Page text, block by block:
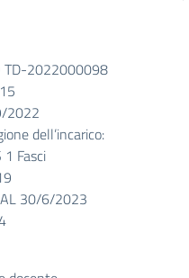
TD-2022000098
2022
dell’incarico:
1 Fasci
30/6/2023